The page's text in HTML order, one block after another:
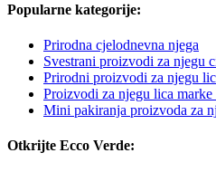
Popularne kategorije:
Prirodna cjelodnevna njega
Svestrani proizvodi za njegu
Prirodni proizvodi za njegu
Proizvodi za njegu lica
Mini pakiranja proizvoda za
Otkrijte Ecco Verde: